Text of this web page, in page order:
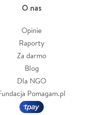
O nas
Opinie
Raporty
Za darmo
Blog
Dla NGO
Pomagam.pl